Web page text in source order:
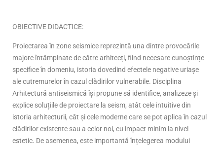
OBIECTIVE DIDACTICE:
Proiectarea în zone seismice reprezintă una dintre provocările
majore întâmpinate de către arhitecți, fiind necesare cunoștințe
specifice în domeniu, istoria dovedind efectele negative uriașe
ale cutremurelor în cazul clădirilor vulnerabile. Disciplina
Arhitectură antiseismică își propune să identifice, analizeze și
explice soluțiile de proiectare la seism, atât cele intuitive din
istoria arhitecturii, cât și cele moderne care se pot aplica în cazul
clădirilor existente sau a celor noi, cu impact minim la nivel
estetic. De asemenea, este importantă înțelegerea modului